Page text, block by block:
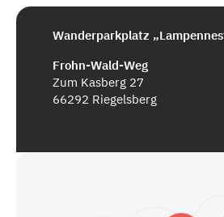
Wanderparkplatz
Frohn-Wald-Weg
Zum Kasberg 27
66292 Riegelsberg